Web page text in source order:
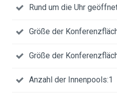
Rund um die Uhr
Größe der
Größe der
Anzahl der Innenpools:1